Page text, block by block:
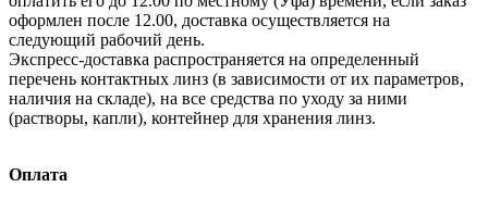
оформлен после 12.00, доставка осуществляется на
следующий рабочий день.
Экспресс-доставка распространяется на определенный
перечень контактных линз (в зависимости от их параметров,
наличия на складе), на все средства по уходу за ними
(растворы, капли), контейнер для хранения линз.
Оплата